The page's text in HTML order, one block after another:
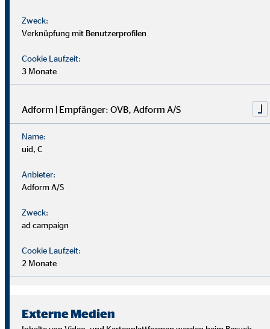
Wir suchen Persönlichkeiten mit Charakter, die aus dem
Du musst kein Finanzprofi sein – unsere Ausbildung bereitet
Zweck:
Verknüpfung mit Benutzerprofilen
Cookie Laufzeit:
3 Monate
Adform | Empfänger: OVB, Adform A/S
Name:
uid, C
Anbieter:
Adform A/S
Zweck:
ad campaign
Cookie Laufzeit:
2 Monate
Externe Medien